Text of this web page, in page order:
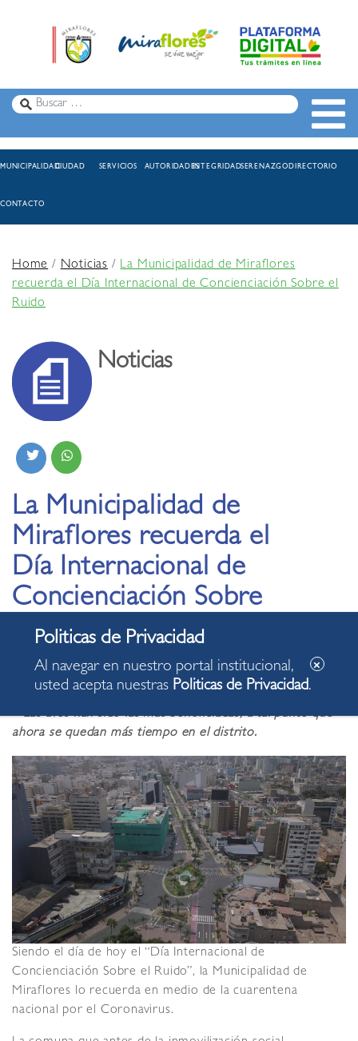
MUNICIPALIDADCIUDAD SERVICIOS AUTORIDADESINTEGRIDADSERENAZGODIRECTORIO
CONTACTO
Home/Noticias /La Municipalidad de Miraflores
recuerda el Día Internacional de Concienciación Sobre el
Ruido
Noticias
La Municipalidad de
Miraflores recuerda el
Día Internacional de
Concienciación Sobre
el Ruido
29.04.2020
• Las aves han sido las más beneficiadas, a tal punto que
ahora se quedan más tiempo en el distrito.
Siendo el día de hoy el “Día Internacional de
Concienciación Sobre el Ruido”, la Municipalidad de
Miraflores lo recuerda en medio de la cuarentena
nacional por el Coronavirus.
Al navegar en nuestro portal institucional,
usted acepta nuestras Politicas de Privacidad.